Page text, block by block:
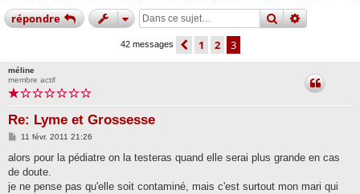
répondre rechercher
recherche
42 messages précédente
1 2 3
méline
membre actif
Re: Lyme et Grossesse
M
s
a
g
11 févr. 2011 21:26
alors pour la pédiatre on la testeras quand elle serai plus grande en cas
de doute.
je ne pense pas qu'elle soit contaminé, mais c'est surtout mon mari qui